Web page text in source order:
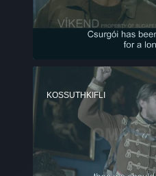
KOSSUTHKIFLI